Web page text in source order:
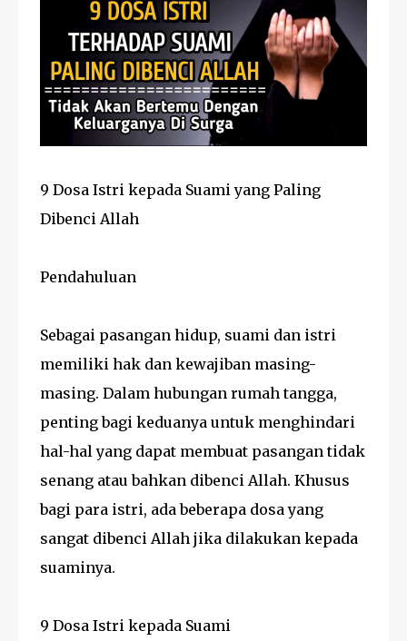
9 Dosa Istri kepada Suami yang Paling
Dibenci Allah
Pendahuluan
Sebagai pasangan hidup, suami dan istri
memiliki hak dan kewajiban masing-
masing. Dalam hubungan rumah tangga,
penting bagi keduanya untuk menghindari
hal-hal yang dapat membuat pasangan tidak
senang atau bahkan dibenci Allah. Khusus
bagi para istri, ada beberapa dosa yang
sangat dibenci Allah jika dilakukan kepada
suaminya.
9 Dosa Istri kepada Suami